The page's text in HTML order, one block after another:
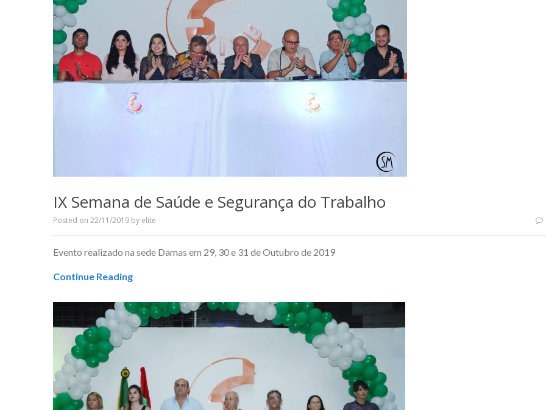
IX Semana de Saúde e Segurança do Trabalho
Posted on 22/11/2019 by elite
Evento realizado na sede Damas em 29, 30 e 31 de Outubro de 2019
Continue Reading